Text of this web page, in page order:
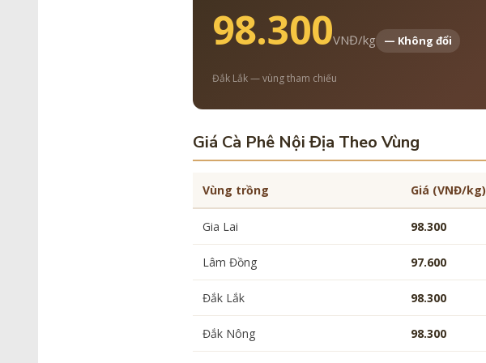
98.300VNĐ/kg — Không đổi
Đắk Lắk — vùng tham chiếu
Giá Cà Phê Nội Địa Theo Vùng
Vùng trồng Giá (VNĐ/kg)
Gia Lai 98.300
Lâm Đồng 97.600
Đắk Lắk 98.300
Đắk Nông 98.300